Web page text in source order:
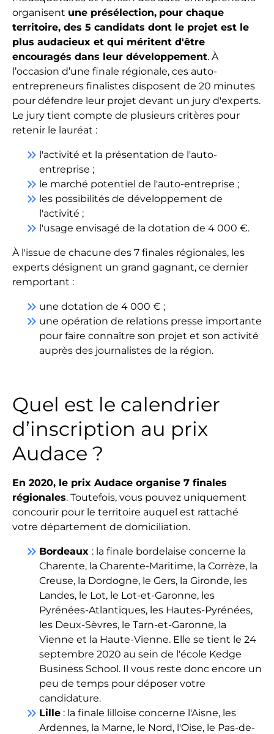
organisent une présélection, pour chaque
territoire, des 5 candidats dont le projet est le
plus audacieux et qui méritent d'être
encouragés dans leur développement. À
l’occasion d’une finale régionale, ces auto-
entrepreneurs finalistes disposent de 20 minutes
pour défendre leur projet devant un jury d'experts.
Le jury tient compte de plusieurs critères pour
retenir le lauréat :
keyboard_double_arrow_right l'activité et la présentation de l'auto-
entreprise ;
keyboard_double_arrow_right le marché potentiel de l'auto-entreprise ;
keyboard_double_arrow_right les possibilités de développement de
l'activité ;
keyboard_double_arrow_right l'usage envisagé de la dotation de 4 000 €.
À l'issue de chacune des 7 finales régionales, les
experts désignent un grand gagnant, ce dernier
remportant :
keyboard_double_arrow_right une dotation de 4 000 € ;
keyboard_double_arrow_right une opération de relations presse importante
pour faire connaître son projet et son activité
auprès des journalistes de la région.
Quel est le calendrier
d’inscription au prix
Audace ?
En 2020, le prix Audace organise 7 finales
régionales. Toutefois, vous pouvez uniquement
concourir pour le territoire auquel est rattaché
votre département de domiciliation.
keyboard_double_arrow_right Bordeaux : la finale bordelaise concerne la
Charente, la Charente-Maritime, la Corrèze, la
Creuse, la Dordogne, le Gers, la Gironde, les
Landes, le Lot, le Lot-et-Garonne, les
Pyrénées-Atlantiques, les Hautes-Pyrénées,
les Deux-Sèvres, le Tarn-et-Garonne, la
Vienne et la Haute-Vienne. Elle se tient le 24
septembre 2020 au sein de l'école Kedge
Business School. Il vous reste donc encore un
peu de temps pour déposer votre
candidature.
keyboard_double_arrow_right Lille : la finale lilloise concerne l'Aisne, les
Ardennes, la Marne, le Nord, l'Oise, le Pas-de-